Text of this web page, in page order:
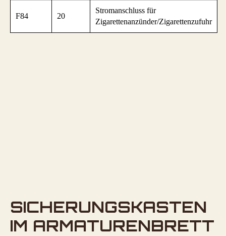
F84 20
Stromanschluss für
Zigarettenanzünder/Zigarettenzufuhr
SICHERUNGSKASTEN
IM ARMATURENBRETT